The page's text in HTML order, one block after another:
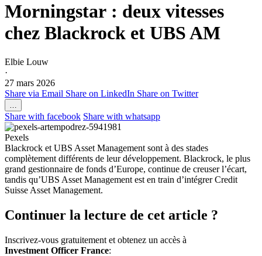
Morningstar : deux vitesses
chez Blackrock et UBS AM
Elbie Louw
·
27 mars 2026
Share via Email Share on LinkedIn Share on Twitter
Share with facebook Share with whatsapp
Pexels
Blackrock et UBS Asset Management sont à des stades
complètement différents de leur développement. Blackrock, le plus
grand gestionnaire de fonds d’Europe, continue de creuser l’écart,
tandis qu’UBS Asset Management est en train d’intégrer Credit
Suisse Asset Management.
Continuer la lecture de cet article ?
Inscrivez-vous gratuitement et obtenez un accès à
Investment Officer France: